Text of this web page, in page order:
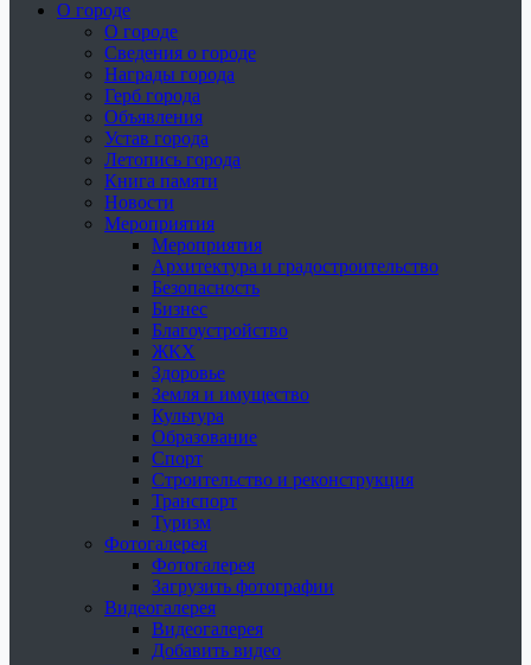
О городе
О городе
Сведения о городе
Награды города
Герб города
Объявления
Устав города
Летопись города
Книга памяти
Новости
Мероприятия
Мероприятия
Архитектура и градостроительство
Безопасность
Бизнес
Благоустройство
ЖКХ
Здоровье
Земля и имущество
Культура
Образование
Спорт
Строительство и реконструкция
Транспорт
Туризм
Фотогалерея
Фотогалерея
Загрузить фотографии
Видеогалерея
Видеогалерея
Добавить видео